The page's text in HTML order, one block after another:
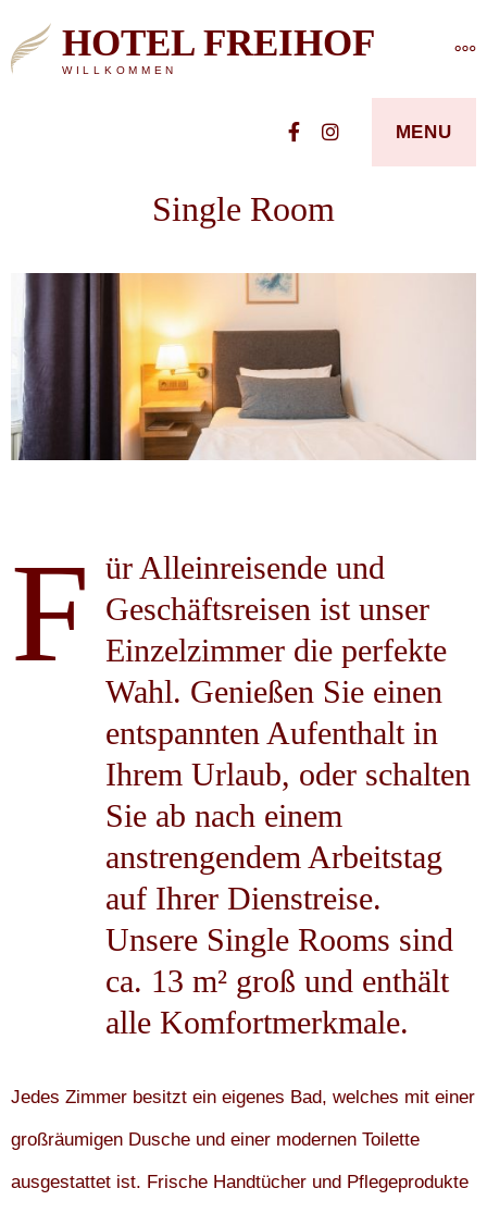
to HOTEL FREIHOF
WILLKOMMEN
FacebookInstagramMENU
Single Room
F ür Alleinreisende und
Geschäftsreisen ist unser
Einzelzimmer die perfekte
Wahl. Genießen Sie einen
entspannten Aufenthalt in
Ihrem Urlaub, oder schalten
Sie ab nach einem
anstrengendem Arbeitstag
auf Ihrer Dienstreise.
Unsere Single Rooms sind
ca. 13 m² groß und enthält
alle Komfortmerkmale.
Jedes Zimmer besitzt ein eigenes Bad, welches mit einer
großräumigen Dusche und einer modernen Toilette
ausgestattet ist. Frische Handtücher und Pflegeprodukte